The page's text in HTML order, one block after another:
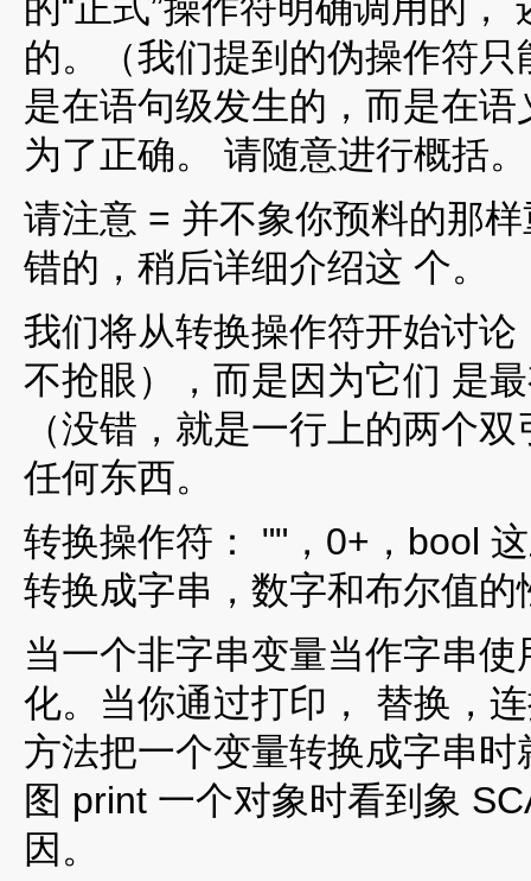
的。（我们提到的伪操作符
是在语句级发生的，而是在
为了正确。 请随意进行概括。
请注意 = 并不象你预料的那
错的，稍后详细介绍这 个。
我们将从转换操作符开始讨
不抢眼），而是因为它们 是
（没错，就是一行上的两个
任何东西。
转换操作符： ""，0+，bool
转换成字串，数字和布尔值的
当一个非字串变量当作字串
化。当你通过打印， 替换，
方法把一个变量转换成字串
图 print 一个对象时看到象
因。